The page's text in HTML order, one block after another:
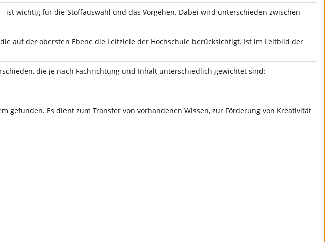
ist wichtig für die Stoffauswahl und das Vorgehen. Dabei wird unterschieden zwischen
auf der obersten Ebene die Leitziele der Hochschule berücksichtigt. Ist im Leitbild der
die je nach Fachrichtung und Inhalt unterschiedlich gewichtet sind:
gefunden. Es dient zum Transfer von vorhandenen Wissen, zur Förderung von Kreativität